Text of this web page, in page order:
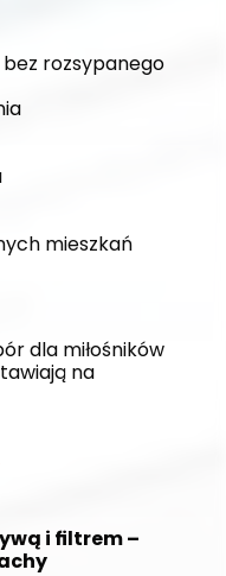
rozsypanego
mieszkań
dla miłośników
na
i filtrem –